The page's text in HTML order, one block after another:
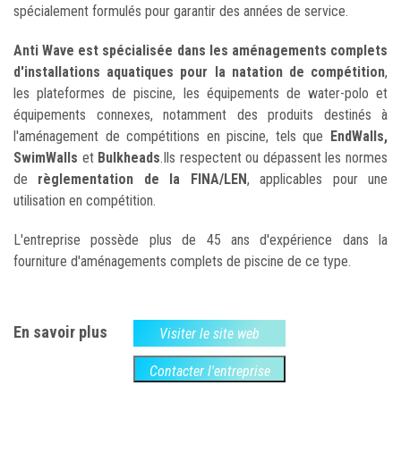
spécialement formulés pour garantir des années de service.
Anti Wave est spécialisée dans les aménagements complets
d'installations aquatiques pour la natation de compétition,
les plateformes de piscine, les équipements de water-polo et
équipements connexes, notamment des produits destinés à
l'aménagement de compétitions en piscine, tels que
EndWalls,
SwimWalls et Bulkheads. Ils respectent ou dépassent les normes
de règlementation de la FINA/LEN, applicables pour une
utilisation en compétition.
L'entreprise possède plus de 45 ans d'expérience dans la
fourniture d'aménagements complets de piscine de ce type.
En savoir plus Visiter le site web
Contacter l'entreprise